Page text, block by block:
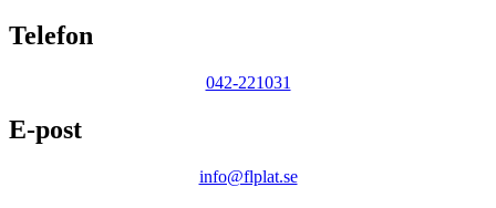
Telefon
042-221031
E-post
info@flplat.se